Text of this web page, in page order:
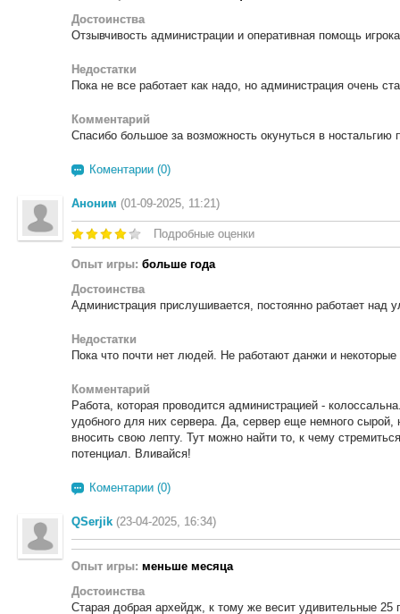
Достоинства
Отзывчивость администрации и оперативная помощь
Недостатки
Пока не все работает как надо, но администрация очень
Комментарий
Спасибо большое за возможность окунуться в
Коментарии (0)
Аноним (01-09-2025, 11:21)
Подробные оценки
Опыт игры: больше года
Достоинства
Администрация прислушивается, постоянно работает над
Недостатки
Пока что почти нет людей. Не работают данжи и некоторые
Комментарий
Работа, которая проводится администрацией -
удобного для них сервера. Да, сервер еще немного сырой,
вносить свою лепту. Тут можно найти то, к чему
потенциал. Вливайся!
Коментарии (0)
QSerjik (23-04-2025, 16:34)
Опыт игры: меньше месяца
Достоинства
Старая добрая архейдж, к тому же весит удивительные 25